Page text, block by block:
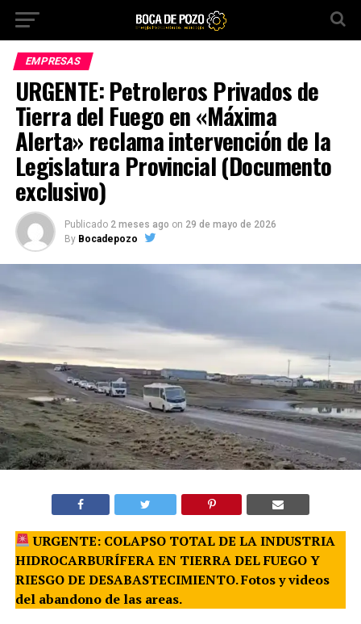
EMPRESAS
URGENTE: Petroleros Privados de
Tierra del Fuego en «Máxima
Alerta» reclama intervención de la
Legislatura Provincial (Documento
exclusivo)
Publicado 2 meses ago on 29 de mayo de 2026
By Bocadepozo
URGENTE: COLAPSO TOTAL DE LA INDUSTRIA
HIDROCARBURÍFERA EN TIERRA DEL FUEGO Y
RIESGO DE DESABASTECIMIENTO. Fotos y videos
del abandono de las areas.